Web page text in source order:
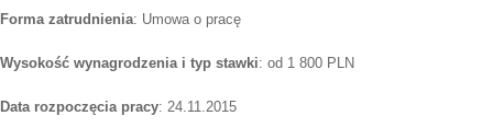
Forma zatrudnienia: Umowa o pracę
Wysokość wynagrodzenia i typ stawki: od 1 800 PLN
Data rozpoczęcia pracy: 24.11.2015